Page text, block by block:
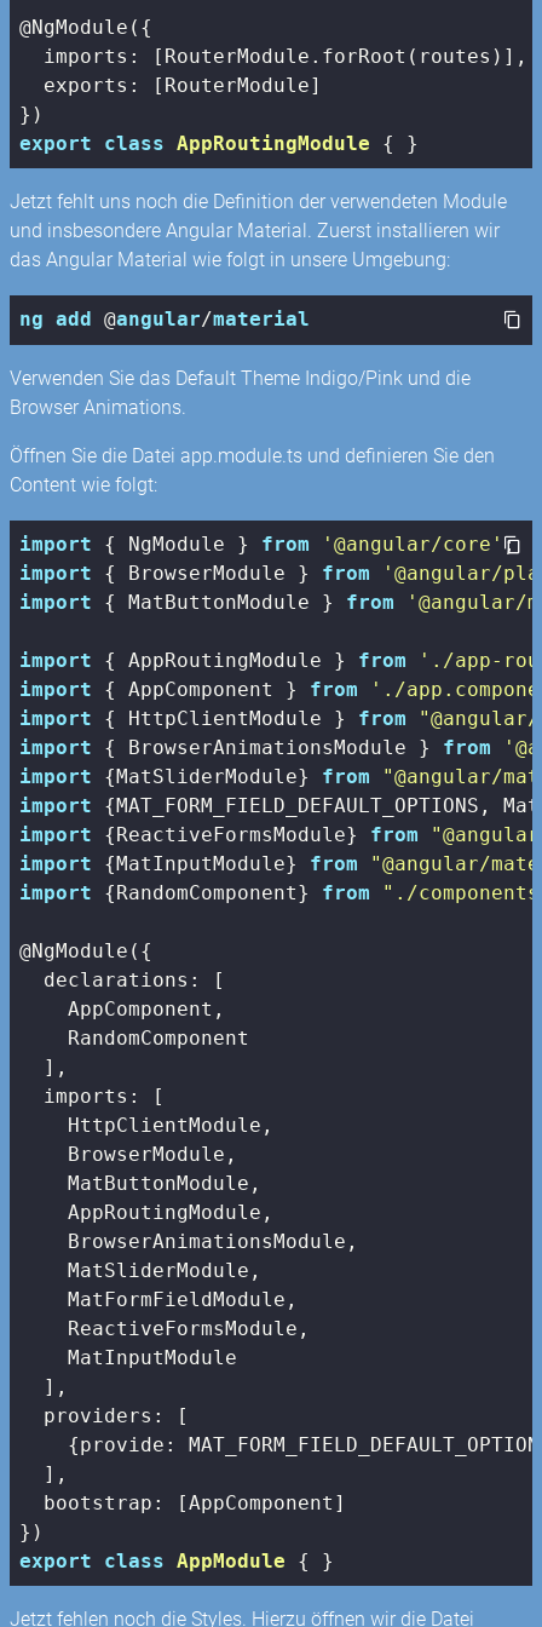
@NgModule({
imports : [RouterModule.forRoot(routes)],
exports : [RouterModule]
export
class AppRoutingModule { }
Jetzt fehlt uns noch die Definition der verwendeten Module
und insbesondere Angular Material. Zuerst installieren wir
das Angular Material wie folgt in unsere Umgebung:
ng add @angular/material
Verwenden Sie das Default Theme Indigo/Pink und die
Browser Animations.
Öffnen Sie die Datei app.module.ts und definieren Sie den
Content wie folgt:
import { NgModule } from '@angular/core'
;
import { BrowserModule } from
'@angular/
import { MatButtonModule } from
import { AppRoutingModule } from
'./app-
import { AppComponent } from
'./
import { HttpClientModule } from
import { BrowserAnimationsModule } from
import {MatSliderModule} from
"@angular/
import {MAT_FORM_FIELD_DEFAULT_OPTIONS,
import {ReactiveFormsModule} from
import {MatInputModule} from
"@angular/
import {RandomComponent} from "./
@NgModule({
declarations : [
    AppComponent,
    RandomComponent
  ],
imports : [
    HttpClientModule,
    BrowserModule,
    MatButtonModule,
    AppRoutingModule,
    BrowserAnimationsModule,
    MatSliderModule,
    MatFormFieldModule,
    ReactiveFormsModule,
    MatInputModule
  ],
providers : [
    {
provide :
  ],
bootstrap : [AppComponent]
export
class AppModule { }
Jetzt fehlen noch die Styles. Hierzu öffnen wir die Datei